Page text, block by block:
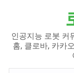
인공지능 로봇 커
홈, 클로바, 카카